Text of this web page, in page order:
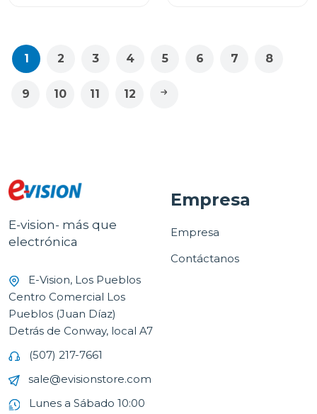
1 2 3 4 5 6 7 8
9 10 11 12
E-vision- más que
electrónica
E-Vision, Los Pueblos
Centro Comercial Los
Pueblos (Juan Díaz)
Detrás de Conway, local A7
(507) 217-7661
sale@evisionstore.com
Lunes a Sábado 10:00
Empresa
Empresa
Contáctanos